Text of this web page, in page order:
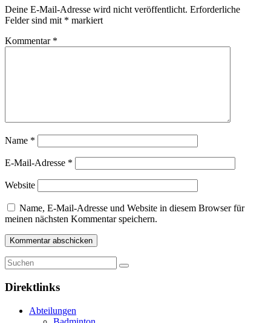
Deine E-Mail-Adresse wird nicht veröffentlicht. Erforderliche
Felder sind mit * markiert
Kommentar *
Name *
E-Mail-Adresse *
Website
Name, E-Mail-Adresse und Website in diesem Browser für
meinen nächsten Kommentar speichern.
Direktlinks
Abteilungen